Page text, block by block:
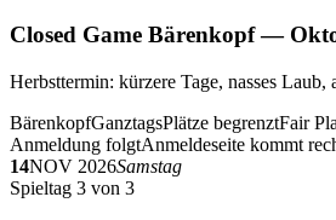
Closed Game Bärenkopf —
Herbsttermin: kürzere Tage, nasses
BärenkopfGanztagsPlätze begrenztFair
Anmeldung folgtAnmeldeseite kommt
14NOV 2026Samstag
Spieltag 3 von 3